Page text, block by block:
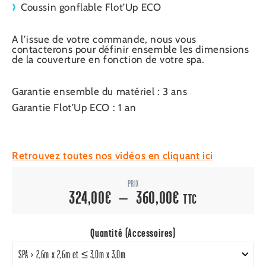
Coussin gonflable Flot’Up ECO
A l’issue de votre commande, nous vous
contacterons pour définir ensemble les dimensions
de la couverture en fonction de votre spa.
Garantie ensemble du matériel : 3 ans
Garantie Flot’Up ECO : 1 an
Retrouvez toutes nos vidéos en cliquant ici
PRIX
324,00€ – 360,00€Plage
TTC
Quantité (Accessoires)